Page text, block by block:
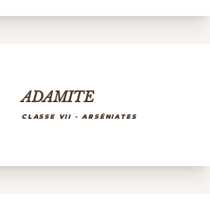
ADAMITE
CLASSE VII - ARSÉNIATES